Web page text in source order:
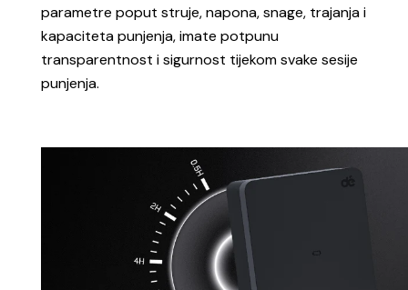
parametre poput struje, napona, snage, trajanja i
kapaciteta punjenja, imate potpunu
transparentnost i sigurnost tijekom svake sesije
punjenja.